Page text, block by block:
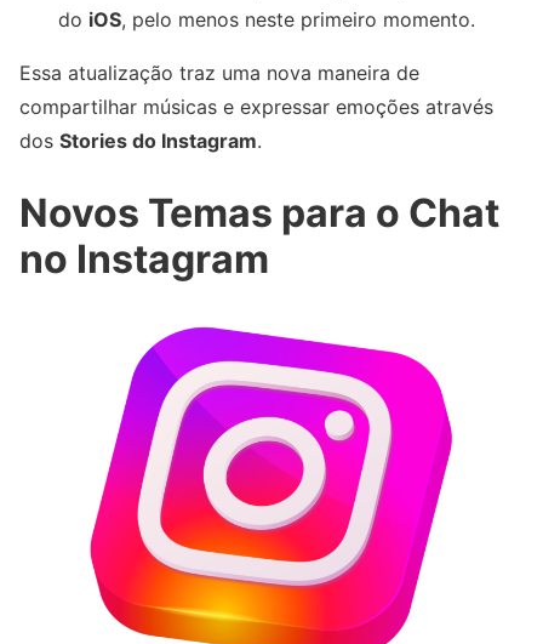
do iOS, pelo menos neste primeiro momento.
Essa atualização traz uma nova maneira de
compartilhar músicas e expressar emoções através
dos Stories do Instagram.
Novos Temas para o Chat
no Instagram